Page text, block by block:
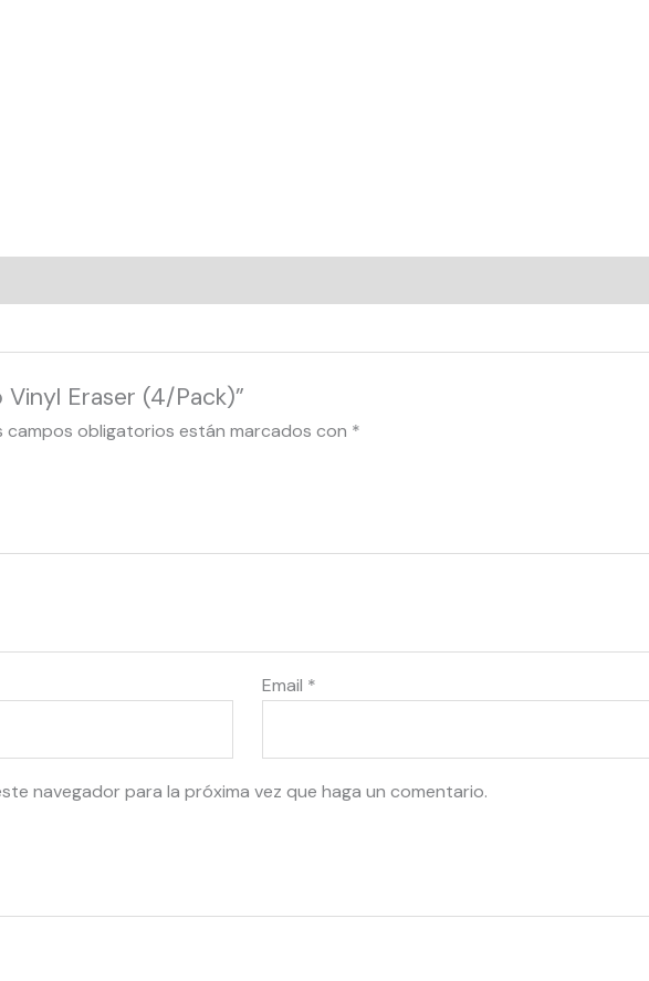
Eraser (4/Pack)”
campos obligatorios están marcados con *
Email *
navegador para la próxima vez que haga un comentario.